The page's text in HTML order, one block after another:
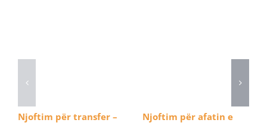
Njoftim për transfer –
Njoftim për afatin e